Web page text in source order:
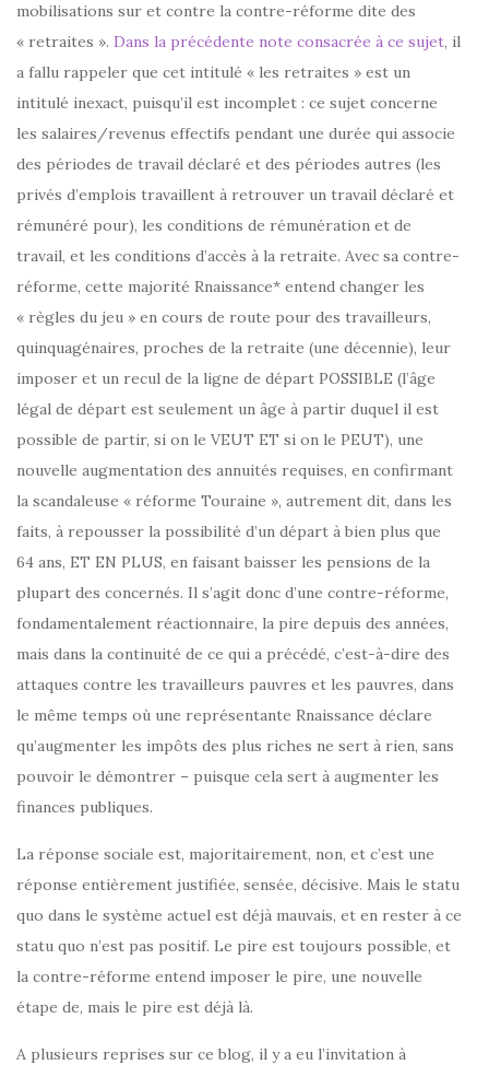
mobilisations sur et contre la contre-réforme dite des
« retraites ». Dans la précédente note consacrée à ce sujet, il
a fallu rappeler que cet intitulé « les retraites » est un
intitulé inexact, puisqu’il est incomplet : ce sujet concerne
les salaires/revenus effectifs pendant une durée qui associe
des périodes de travail déclaré et des périodes autres (les
privés d’emplois travaillent à retrouver un travail déclaré et
rémunéré pour), les conditions de rémunération et de
travail, et les conditions d’accès à la retraite. Avec sa contre-
réforme, cette majorité Rnaissance* entend changer les
« règles du jeu » en cours de route pour des travailleurs,
quinquagénaires, proches de la retraite (une décennie), leur
imposer et un recul de la ligne de départ POSSIBLE (l’âge
légal de départ est seulement un âge à partir duquel il est
possible de partir, si on le VEUT ET si on le PEUT), une
nouvelle augmentation des annuités requises, en confirmant
la scandaleuse « réforme Touraine », autrement dit, dans les
faits, à repousser la possibilité d’un départ à bien plus que
64 ans, ET EN PLUS, en faisant baisser les pensions de la
plupart des concernés. Il s’agit donc d’une contre-réforme,
fondamentalement réactionnaire, la pire depuis des années,
mais dans la continuité de ce qui a précédé, c’est-à-dire des
attaques contre les travailleurs pauvres et les pauvres, dans
le même temps où une représentante Rnaissance déclare
qu’augmenter les impôts des plus riches ne sert à rien, sans
pouvoir le démontrer – puisque cela sert à augmenter les
finances publiques.
La réponse sociale est, majoritairement, non, et c’est une
réponse entièrement justifiée, sensée, décisive. Mais le statu
quo dans le système actuel est déjà mauvais, et en rester à ce
statu quo n’est pas positif. Le pire est toujours possible, et
la contre-réforme entend imposer le pire, une nouvelle
étape de, mais le pire est déjà là.
A plusieurs reprises sur ce blog, il y a eu l’invitation à